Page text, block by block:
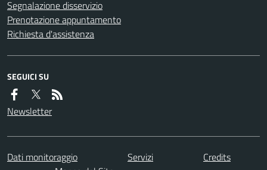
Segnalazione disservizio
Prenotazione appuntamento
Richiesta d'assistenza
SEGUICI SU
Newsletter
Dati monitoraggio Servizi
Credits